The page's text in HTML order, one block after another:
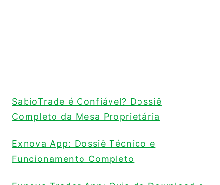
SabioTrade é Confiável? Dossiê
Completo da Mesa Proprietária
Exnova App: Dossiê Técnico e
Funcionamento Completo